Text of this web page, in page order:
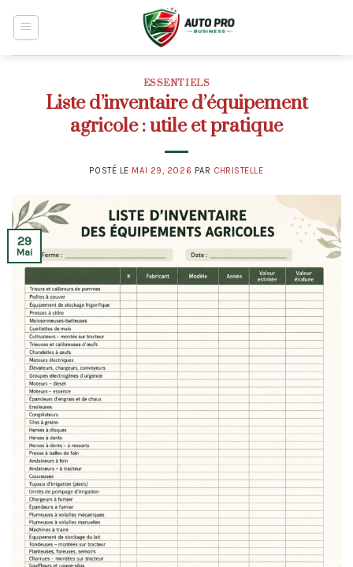
ESSENTIELS
Liste d’inventaire d’équipement
agricole : utile et pratique
POSTÉ LE MAI 29, 2026 PAR CHRISTELLE
29
Mai